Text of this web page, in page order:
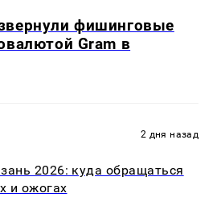
фишинговые
Gram в
2 дня назад
2026: куда обращаться
и ожогах